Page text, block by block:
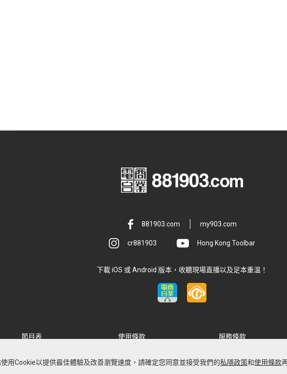
881903.com my903.com
cr881903 Hong Kong Toolbar
下載 iOS 或 Android 版本，收聽現場直播以及足本重溫！
節目表 使用條款 服務條款
用Cookie以提供最佳體驗及改善瀏覽速度，請確定您同意並接受我們的私隱政策和使用條款